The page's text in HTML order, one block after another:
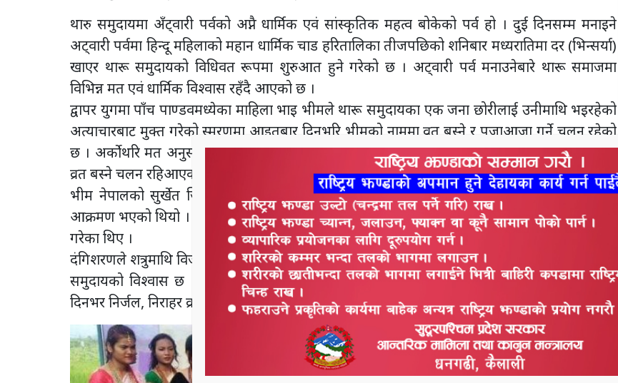
थारु समुदायमा अँट्वारी पर्वको अप्नै धार्मिक एवं सांस्कृतिक महत्व बोकेको पर्व हो । दुई दिनसम्म मनाइने
अट्वारी पर्वमा हिन्दू महिलाको महान धार्मिक चाड हरितालिका तीजपछिको शनिबार मध्यरातिमा दर (भिन्सर्या)
खाएर थारू समुदायको विधिवत रूपमा शुरुआत हुने गरेको छ । अट्वारी पर्व मनाउनेबारे थारू समाजमा
विभिन्न मत एवं धार्मिक विश्वास रहँदै आएको छ ।
द्वापर युगमा पाँच पाण्डवमध्येका माहिला भाइ भीमले थारू समुदायका एक जना छोरीलाई उनीमाथि भइरहेको
अत्याचारबाट मुक्त गरेको स्मरणमा आइतबार दिनभरि भीमको नाममा व्रत बस्ने र पूजाआजा गर्ने चलन रहेको
छ । अर्कोथरि मत अनुसार भीमले थारू राजा दंगिशरणलाई युद्धमा सहयोग गरेका कारण उनको पूजाआजा,
व्रत बस्ने चलन रहिआएको छ ।
भीम नेपालको सुर्खेत जिल्लामा रहेको काक्रेबिहार घुम्न आएका बेला शत्रुबाट राजा दंगिशरण चौधरीमाथि
आक्रमण भएको थियो । त्यतिबेला रोटी पकाइरहेका भीमले काम छोडेर भोकभोकै राजा दंगिशरणलाई सहयोग
गरेका थिए ।
दंगिशरणले शत्रुमाथि विजय प्राप्त गरेकाले सोही दिनदेखि हरेक वर्ष भीमको पूजाआजा गर्ने चलन चलेको थारू
समुदायको विश्वास छ । अट्वारी पर्वमा दाजुभाइले दिदीबहिनीको रक्षाको कामना गर्दै पानी समेत नपिएर
दिनभर निर्जल, निराहर व्रत बस्ने गर्दछन् ।